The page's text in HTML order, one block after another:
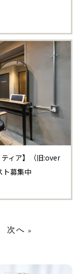
ィア】（旧:over
募集中
次へ »